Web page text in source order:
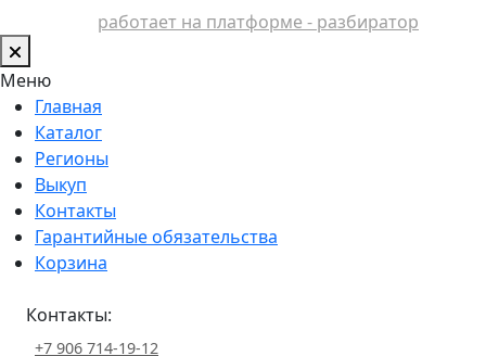
работает на платформе - разбиратор
Меню
Главная
Каталог
Регионы
Выкуп
Контакты
Гарантийные обязательства
Корзина
Контакты:
+7 906 714-19-12